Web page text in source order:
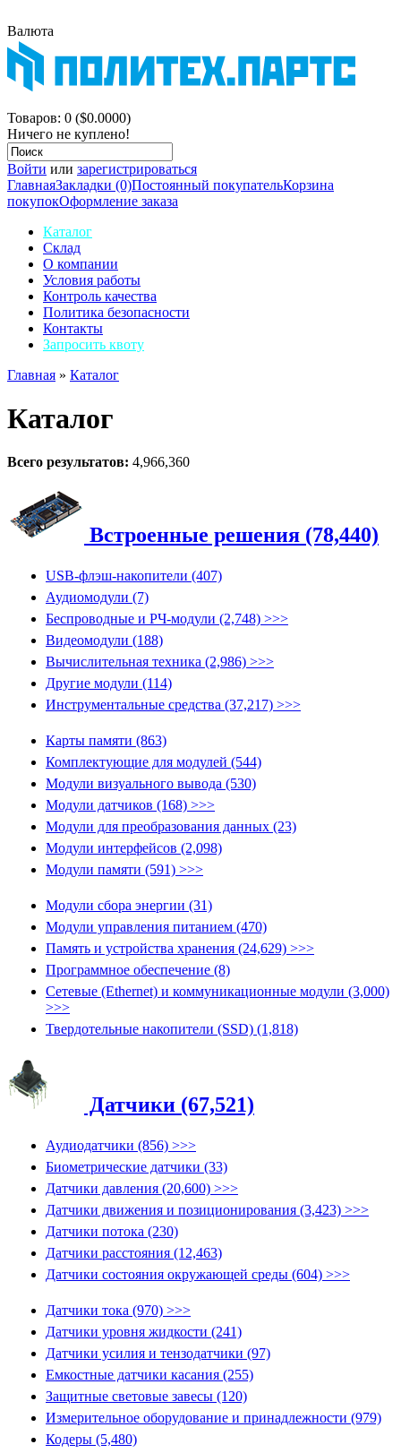
Валюта
$ р.
Корзина покупок
Товаров: 0 ($0.0000)
Ничего не куплено!
Войти или зарегистрироваться
ГлавнаяЗакладки (0)Постоянный покупательКорзина
покупокОформление заказа
Каталог
Склад
О компании
Условия работы
Контроль качества
Политика безопасности
Контакты
Запросить квоту
Главная » Каталог
Каталог
Всего результатов: 4,966,360
Встроенные решения (78,440)
USB-флэш-накопители (407)
Аудиомодули (7)
Беспроводные и РЧ-модули (2,748) >>>
Видеомодули (188)
Вычислительная техника (2,986) >>>
Другие модули (114)
Инструментальные средства (37,217) >>>
Карты памяти (863)
Комплектующие для модулей (544)
Модули визуального вывода (530)
Модули датчиков (168) >>>
Модули для преобразования данных (23)
Модули интерфейсов (2,098)
Модули памяти (591) >>>
Модули сбора энергии (31)
Модули управления питанием (470)
Память и устройства хранения (24,629) >>>
Программное обеспечение (8)
Сетевые (Ethernet) и коммуникационные модули (3,000)
>>>
Твердотельные накопители (SSD) (1,818)
Датчики (67,521)
Аудиодатчики (856) >>>
Биометрические датчики (33)
Датчики давления (20,600) >>>
Датчики движения и позиционирования (3,423) >>>
Датчики потока (230)
Датчики расстояния (12,463)
Датчики состояния окружающей среды (604) >>>
Датчики тока (970) >>>
Датчики уровня жидкости (241)
Датчики усилия и тензодатчики (97)
Емкостные датчики касания (255)
Защитные световые завесы (120)
Измерительное оборудование и принадлежности (979)
Кодеры (5,480)